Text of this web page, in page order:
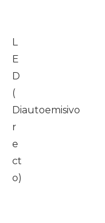
L
E
D
(
Di
r
e
ct
o)
autoemisivo